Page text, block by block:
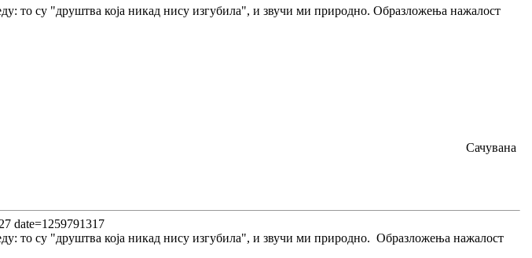
то су "друштва која никад нису изгубила", и звучи ми природно. Образложења нажалост
Сачувана
date=1259791317
то су "друштва која никад нису изгубила", и звучи ми природно. Образложења нажалост